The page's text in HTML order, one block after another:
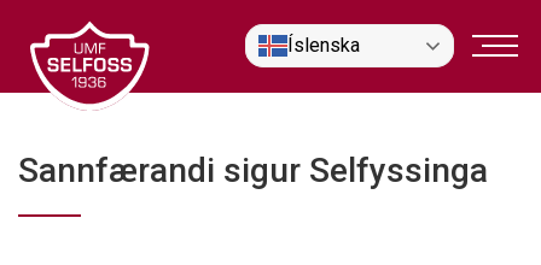
efni
Íslenska
Sannfærandi sigur Selfyssinga